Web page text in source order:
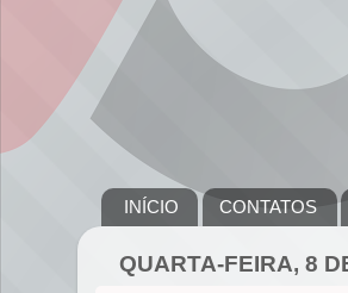
INÍCIO CONTATOS
QUARTA-FEIRA, 8